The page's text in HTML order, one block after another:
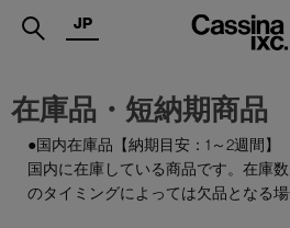
.
SERVICES
JP
在庫品・短納期商品
●国内在庫品【納期目安：1～2週間】
国内に在庫している商品です。在庫
のタイミングによっては欠品となる場